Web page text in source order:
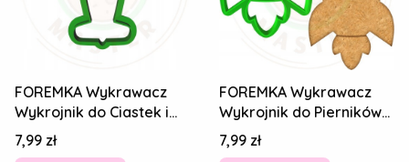
FOREMKA Wykrawacz
Wykrojnik do Ciastek i
Pierników - Samolot 8cm
Cena
7,99 zł
FOREMKA Wykrawacz
Wykrojnik do Pierników
KOSMOS Astronauta
Rakieta 8cm
Cena
7,99 zł